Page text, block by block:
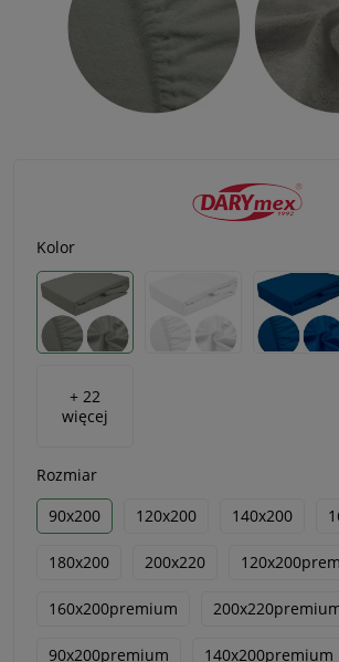
Kolor
+ 22
więcej
Rozmiar
90x200
120x200 140x200
180x200 200x220
160x200premium
90x200premium 140x200premium